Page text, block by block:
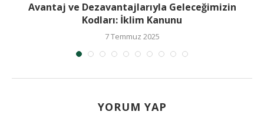
Avantaj ve Dezavantajlarıyla Geleceğimizin
Kodları: İklim Kanunu
7 Temmuz 2025
YORUM YAP